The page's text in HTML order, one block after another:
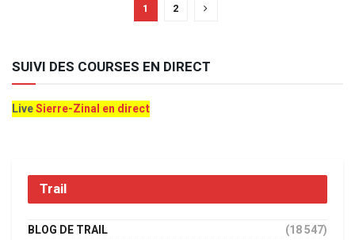
1 2
SUIVI DES COURSES EN DIRECT
LiveSierre-Zinal en direct
Trail
BLOG DE TRAIL (18 547)